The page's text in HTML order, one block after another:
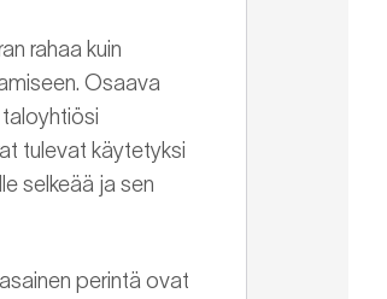
rahaa kuin
Osaava
tulevat käytetyksi
selkeää ja sen
perintä ovat